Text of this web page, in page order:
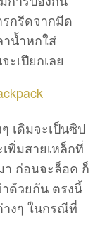
กรีดจากมีด
าน้ำหกใส่
ะเปียกเลย
เดิมจะเป็นซิป
พิ่มสายเหล็กที่
ก่อนจะล็อค ก็
ด้วยกัน ตรงนี้
างๆ ในกรณีที่